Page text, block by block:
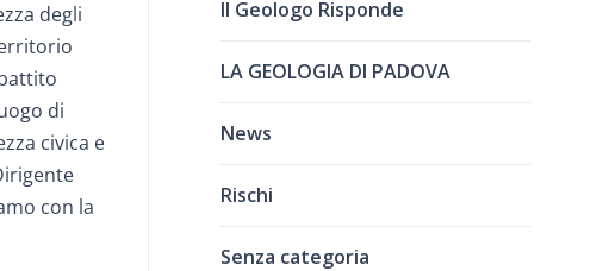
degli
di
civica e
con la
Il Geologo Risponde
LA GEOLOGIA DI PADOVA
News
Rischi
Senza categoria